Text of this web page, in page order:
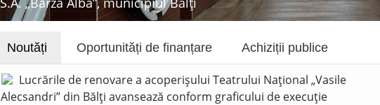
Noutăți Oportunități de finanțare Achiziții publice
Lucrările de renovare a acoperișului Teatrului Național „Vasile
Alecsandri” din Bălți avansează conform graficului de execuție